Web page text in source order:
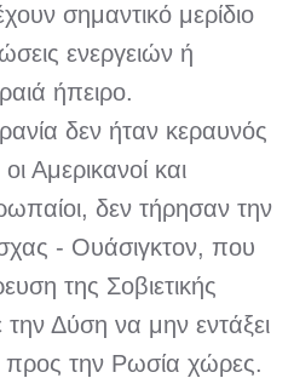
σημαντικό μερίδιο
ενεργειών ή
ήπειρο.
δεν ήταν κεραυνός
Αμερικανοί και
δεν τήρησαν την
- Ουάσιγκτον, που
της Σοβιετικής
Δύση να μην εντάξει
την Ρωσία χώρες.